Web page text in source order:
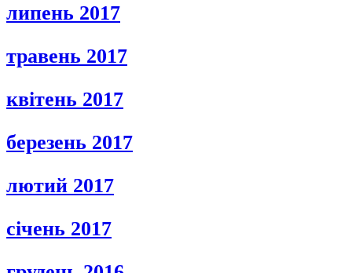
липень 2017
травень 2017
квітень 2017
березень 2017
лютий 2017
січень 2017